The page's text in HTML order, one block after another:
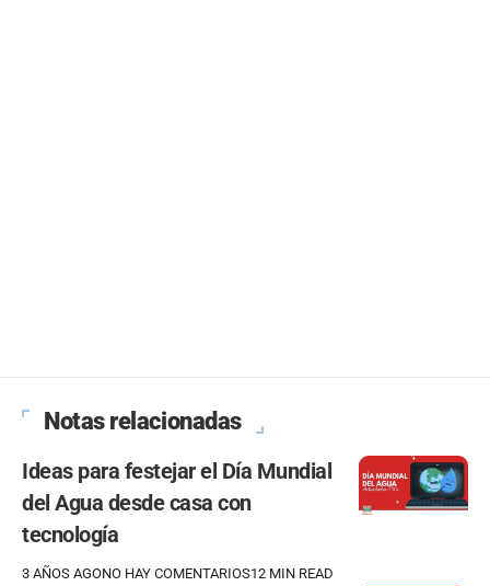
Notas relacionadas
Ideas para festejar el Día Mundial
del Agua desde casa con
tecnología
3 AÑOS AGONO HAY COMENTARIOS12 MIN READ